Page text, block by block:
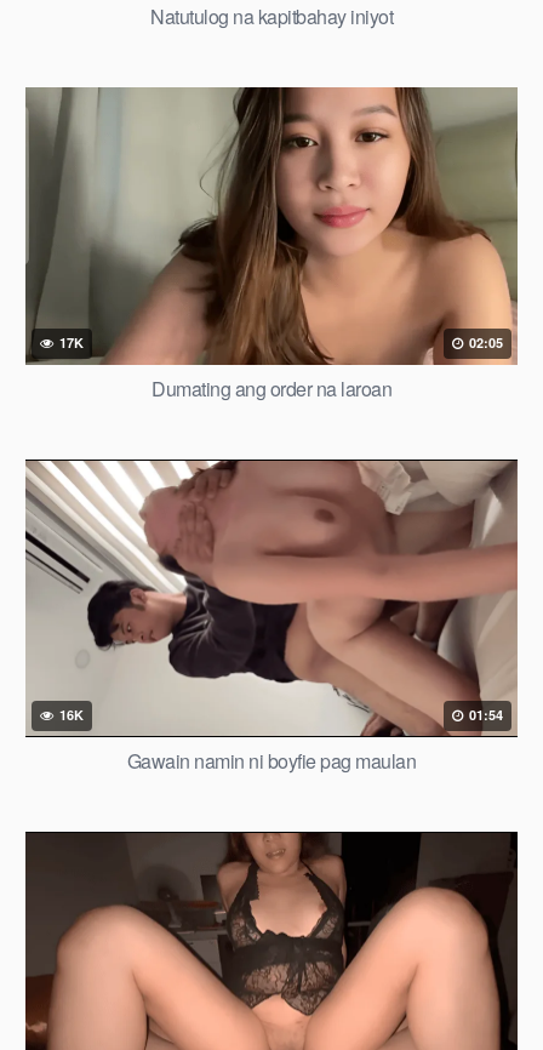
Natutulog na kapitbahay iniyot
17K 02:05
Dumating ang order na laroan
16K 01:54
Gawain namin ni boyfie pag maulan